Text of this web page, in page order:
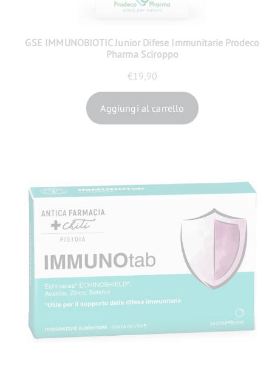
GSE IMMUNOBIOTIC Junior Difese Immunitarie Prodeco
Pharma Sciroppo
€19,90
Aggiungi al carrello